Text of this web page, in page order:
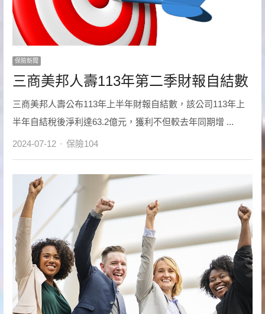
保險新聞
三商美邦人壽113年第二季財報自結數
三商美邦人壽公布113年上半年財報自結數，該公司113年上
半年自結稅後淨利達63.2億元，獲利不但較去年同期增 ...
2024-07-12 Author
保險104